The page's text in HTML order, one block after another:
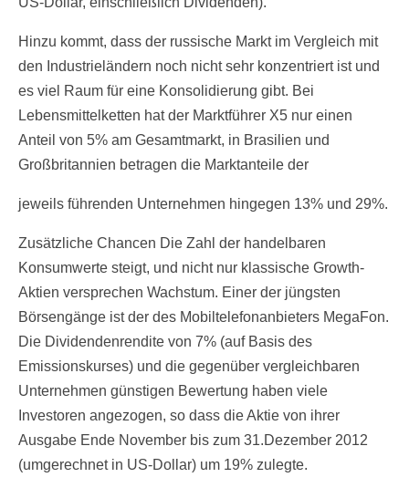
Hinzu kommt, dass der russische Markt im Vergleich mit
den Industrieländern noch nicht sehr konzentriert ist und
es viel Raum für eine Konsolidierung gibt. Bei
Lebensmittelketten hat der Marktführer X5 nur einen
Anteil von 5% am Gesamtmarkt, in Brasilien und
Großbritannien betragen die Marktanteile der
jeweils führenden Unternehmen hingegen 13% und 29%.
Zusätzliche Chancen Die Zahl der handelbaren
Konsumwerte steigt, und nicht nur klassische Growth-
Aktien versprechen Wachstum. Einer der jüngsten
Börsengänge ist der des Mobiltelefonanbieters MegaFon.
Die Dividendenrendite von 7% (auf Basis des
Emissionskurses) und die gegenüber vergleichbaren
Unternehmen günstigen Bewertung haben viele
Investoren angezogen, so dass die Aktie von ihrer
Ausgabe Ende November bis zum 31.Dezember 2012
(umgerechnet in US-Dollar) um 19% zulegte.